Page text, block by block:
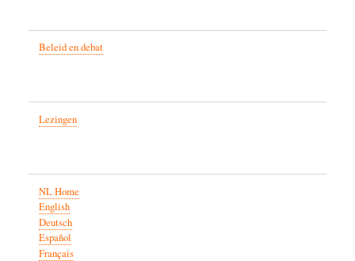
Beleid en debat
Lezingen
NL Home
English
Deutsch
Español
Français